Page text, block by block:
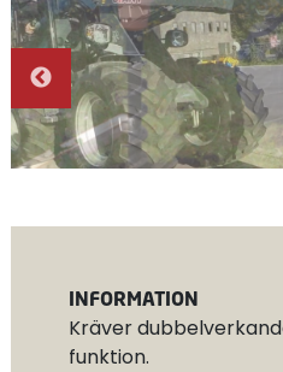
INFORMATION
Kräver
funktion.